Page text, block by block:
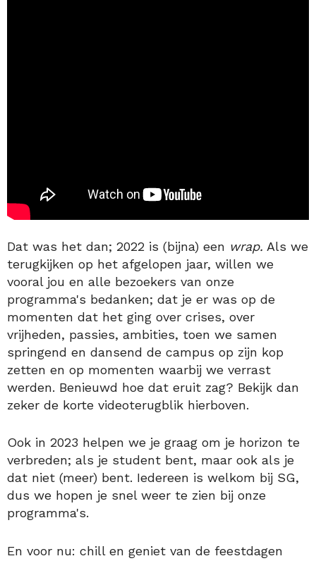
Dat was het dan; 2022 is (bijna) een wrap. Als we
terugkijken op het afgelopen jaar, willen we
vooral jou en alle bezoekers van onze
programma's bedanken; dat je er was op de
momenten dat het ging over crises, over
vrijheden, passies, ambities, toen we samen
springend en dansend de campus op zijn kop
zetten en op momenten waarbij we verrast
werden. Benieuwd hoe dat eruit zag? Bekijk dan
zeker de korte videoterugblik hierboven.
Ook in 2023 helpen we je graag om je horizon te
verbreden; als je student bent, maar ook als je
dat niet (meer) bent. Iedereen is welkom bij SG,
dus we hopen je snel weer te zien bij onze
programma's.
En voor nu: chill en geniet van de feestdagen